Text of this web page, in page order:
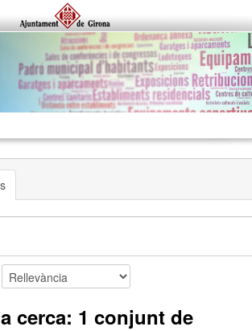
cerca: 1 conjunt de